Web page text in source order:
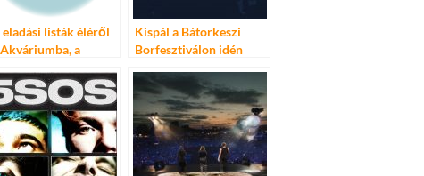
eladási listák éléről
a
Kispál a Bátorkeszi
Borfesztiválon idén